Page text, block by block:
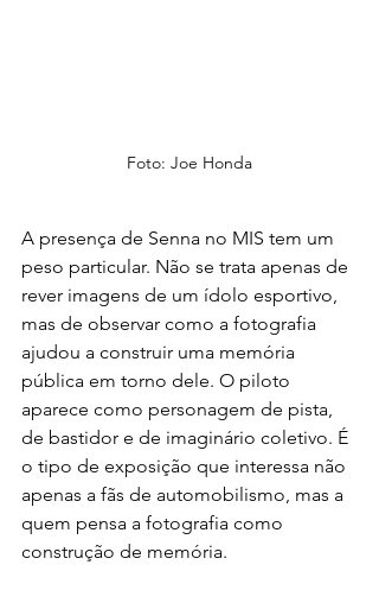
Foto: Joe Honda
A presença de Senna no MIS tem um
peso particular. Não se trata apenas de
rever imagens de um ídolo esportivo,
mas de observar como a fotografia
ajudou a construir uma memória
pública em torno dele. O piloto
aparece como personagem de pista,
de bastidor e de imaginário coletivo. É
o tipo de exposição que interessa não
apenas a fãs de automobilismo, mas a
quem pensa a fotografia como
construção de memória.